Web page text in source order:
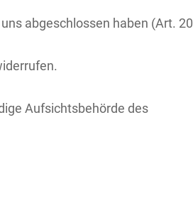
abgeschlossen haben (Art. 20
Aufsichtsbehörde des